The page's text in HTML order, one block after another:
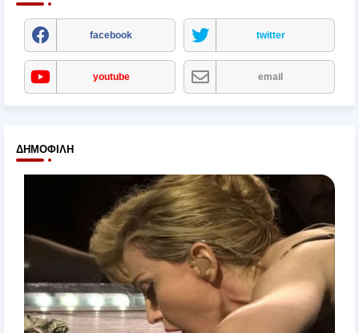
facebook twitter
youtube email
ΔΗΜΟΦΙΛΉ